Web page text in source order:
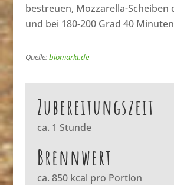
bestreuen, Mozzarella-Scheiben
und bei 180-200 Grad 40
Quelle:biomarkt.de
Zubereitungszeit
ca. 1 Stunde
Brennwert
ca. 850 kcal pro Portion